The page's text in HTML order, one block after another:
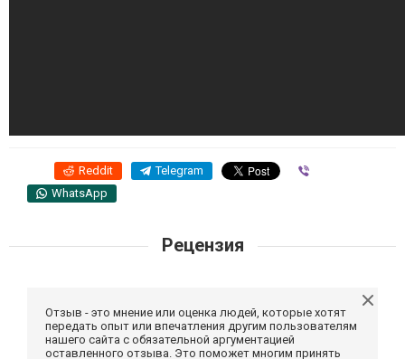
Reddit Telegram
WhatsApp
Рецензия
Отзыв - это мнение или оценка людей, которые хотят
передать опыт или впечатления другим пользователям
нашего сайта с обязательной аргументацией
оставленного отзыва. Это поможет многим принять